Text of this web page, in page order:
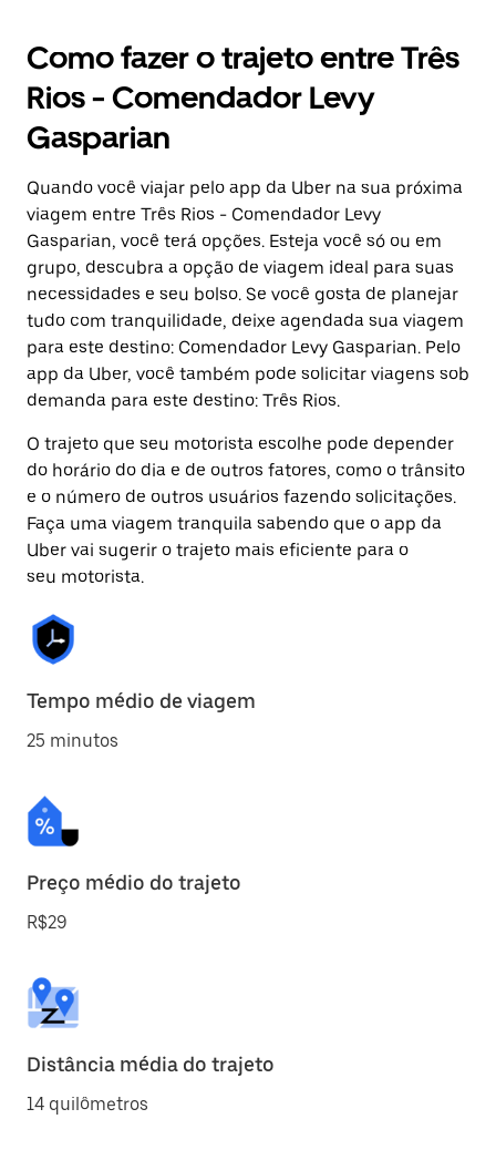
Como fazer o trajeto entre Três
Rios - Comendador Levy
Gasparian
Quando você viajar pelo app da Uber na sua próxima
viagem entre Três Rios - Comendador Levy
Gasparian, você terá opções. Esteja você só ou em
grupo, descubra a opção de viagem ideal para suas
necessidades e seu bolso. Se você gosta de planejar
tudo com tranquilidade, deixe agendada sua viagem
para este destino: Comendador Levy Gasparian. Pelo
app da Uber, você também pode solicitar viagens sob
demanda para este destino: Três Rios.
O trajeto que seu motorista escolhe pode depender
do horário do dia e de outros fatores, como o trânsito
e o número de outros usuários fazendo solicitações.
Faça uma viagem tranquila sabendo que o app da
Uber vai sugerir o trajeto mais eficiente para o
seu motorista.
Tempo médio de viagem
25 minutos
Preço médio do trajeto
R$29
Distância média do trajeto
14 quilômetros